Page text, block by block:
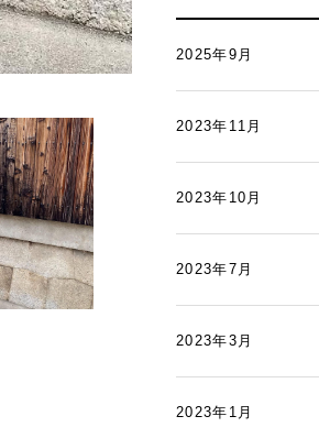
2025年9月
2023年11月
2023年10月
2023年7月
2023年3月
2023年1月